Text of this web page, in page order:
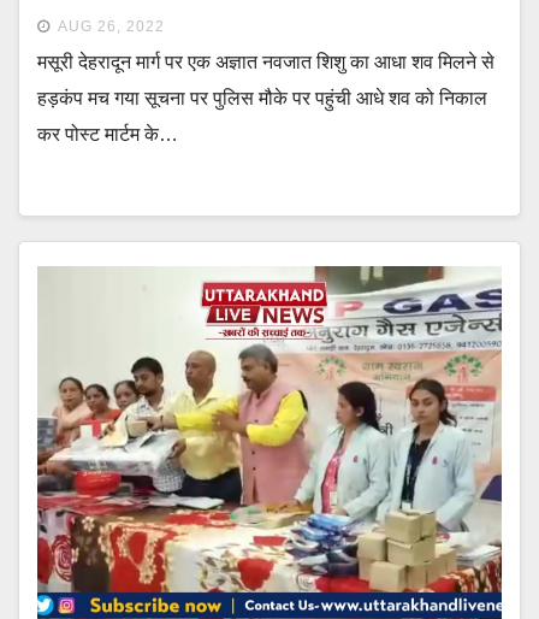
AUG 26, 2022
मसूरी देहरादून मार्ग पर एक अज्ञात नवजात शिशु का आधा शव मिलने से
हड़कंप मच गया सूचना पर पुलिस मौके पर पहुंची आधे शव को निकाल
कर पोस्ट मार्टम के…